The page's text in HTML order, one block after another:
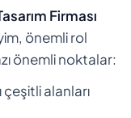
Firması
önemli rol
önemli noktalar:
çeşitli alanları